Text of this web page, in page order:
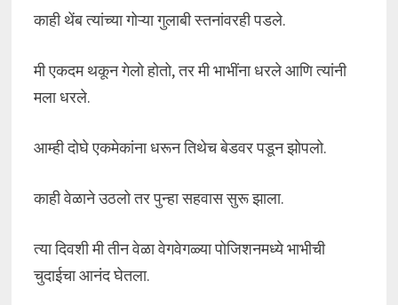
काही थेंब त्यांच्या गोऱ्या गुलाबी स्तनांवरही पडले.
मी एकदम थकून गेलो होतो, तर मी भाभींना धरले आणि त्यांनी
मला धरले.
आम्ही दोघे एकमेकांना धरून तिथेच बेडवर पडून झोपलो.
काही वेळाने उठलो तर पुन्हा सहवास सुरू झाला.
त्या दिवशी मी तीन वेळा वेगवेगळ्या पोजिशनमध्ये भाभीची
चुदाईचा आनंद घेतला.